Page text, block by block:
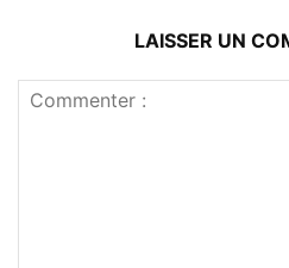
LAISSER UN